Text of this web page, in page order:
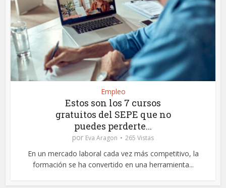
Empleo
Estos son los 7 cursos
gratuitos del SEPE que no
puedes perderte...
por Eva Aragon 265 Vistas
En un mercado laboral cada vez más competitivo, la
formación se ha convertido en una herramienta...